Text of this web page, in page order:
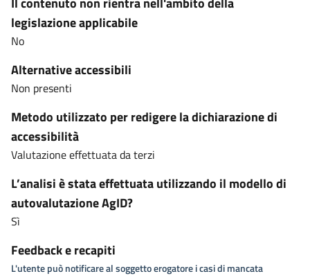
legislazione applicabile
No
Alternative accessibili
Non presenti
Metodo utilizzato per redigere la dichiarazione di
accessibilità
Valutazione effettuata da terzi
L’analisi è stata effettuata utilizzando il modello di
autovalutazione AgID?
Sì
Feedback e recapiti
L'utente può notificare al soggetto erogatore i casi di mancata